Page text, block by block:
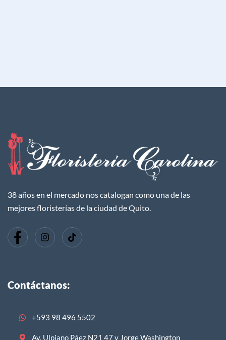
38 años en el mercado nos catalogan como una de las
mejores floristerías de la ciudad de Quito.
Contáctanos:
+593 98 496 5502
Av. Ulpiano Páez N21 47 y Jorge Washington